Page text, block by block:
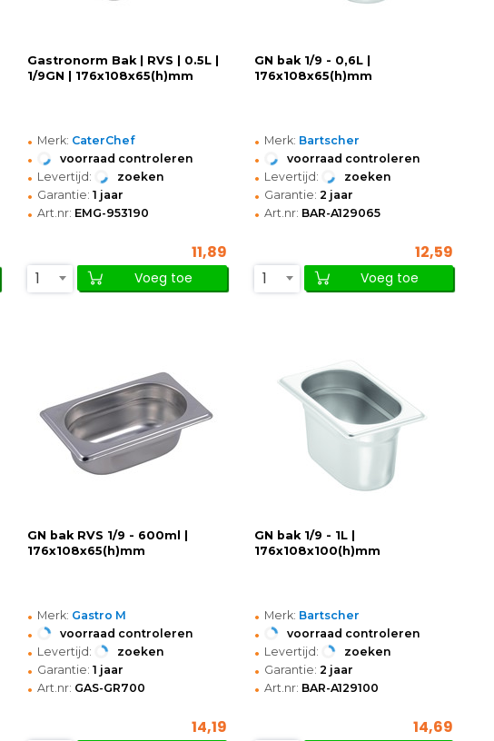
Gastronorm Bak | RVS | 0.5L |
1/9GN | 176x108x65(h)mm
• Merk: CaterChef
• voorraad controleren
• Levertijd: zoeken
• Garantie: 1 jaar
• Art.nr: EMG-953190
11,89
1
Voeg toe
GN bak 1/9 - 0,6L |
176x108x65(h)mm
• Merk: Bartscher
• voorraad controleren
• Levertijd: zoeken
• Garantie: 2 jaar
• Art.nr: BAR-A129065
12,59
1
Voeg toe
GN bak RVS 1/9 - 600ml |
176x108x65(h)mm
• Merk: Gastro M
• voorraad controleren
• Levertijd: zoeken
• Garantie: 1 jaar
• Art.nr: GAS-GR700
14,19
GN bak 1/9 - 1L |
176x108x100(h)mm
• Merk: Bartscher
• voorraad controleren
• Levertijd: zoeken
• Garantie: 2 jaar
• Art.nr: BAR-A129100
14,69